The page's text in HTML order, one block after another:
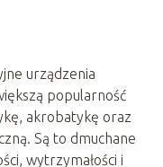
urządzenia
popularność
akrobatykę oraz
Są to dmuchane
wytrzymałości i